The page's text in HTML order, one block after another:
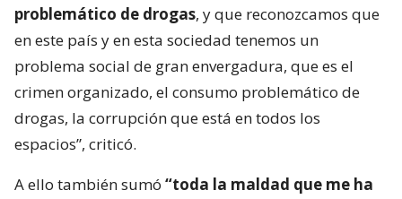
problemático de drogas, y que reconozcamos que
en este país y en esta sociedad tenemos un
problema social de gran envergadura, que es el
crimen organizado, el consumo problemático de
drogas, la corrupción que está en todos los
espacios”, criticó.
A ello también sumó “toda la maldad que me ha